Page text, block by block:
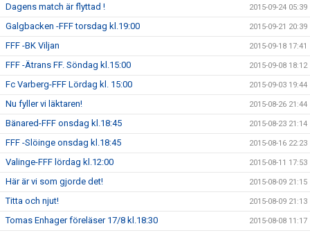
Dagens match är flyttad ! 2015-09-24 05:39
Galgbacken -FFF torsdag kl.19:00 2015-09-21 20:39
FFF -BK Viljan 2015-09-18 17:41
FFF -Ätrans FF. Söndag kl.15:00 2015-09-08 18:12
Fc Varberg-FFF Lördag kl. 15:00 2015-09-03 19:44
Nu fyller vi läktaren! 2015-08-26 21:44
Bänared-FFF onsdag kl.18:45 2015-08-23 21:14
FFF -Slöinge onsdag kl.18:45 2015-08-16 22:23
Valinge-FFF lördag kl.12:00 2015-08-11 17:53
Här är vi som gjorde det! 2015-08-09 21:15
Titta och njut! 2015-08-09 21:13
Tomas Enhager föreläser 17/8 kl.18:30 2015-08-08 11:17